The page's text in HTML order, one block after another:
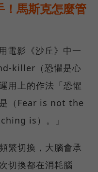
！馬斯克怎麼管
電影《沙丘》中一
killer（恐懼是心
用上的作法「恐懼
（Fear is not the
is）。」
繁切換，大腦會承
切換都在消耗腦